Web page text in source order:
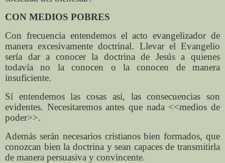
CON MEDIOS POBRES
Con frecuencia entendemos el acto evangelizador de
manera excesivamente doctrinal. Llevar el Evangelio
sería dar a conocer la doctrina de Jesús a quienes
todavía no la conocen o la conocen de manera
insuficiente.
Sí entendemos las cosas así, las consecuencias son
evidentes. Necesitaremos antes que nada <<medios de
poder>>.
Además serán necesarios cristianos bien formados, que
conozcan bien la doctrina y sean capaces de transmitirla
de manera persuasiva y convincente.